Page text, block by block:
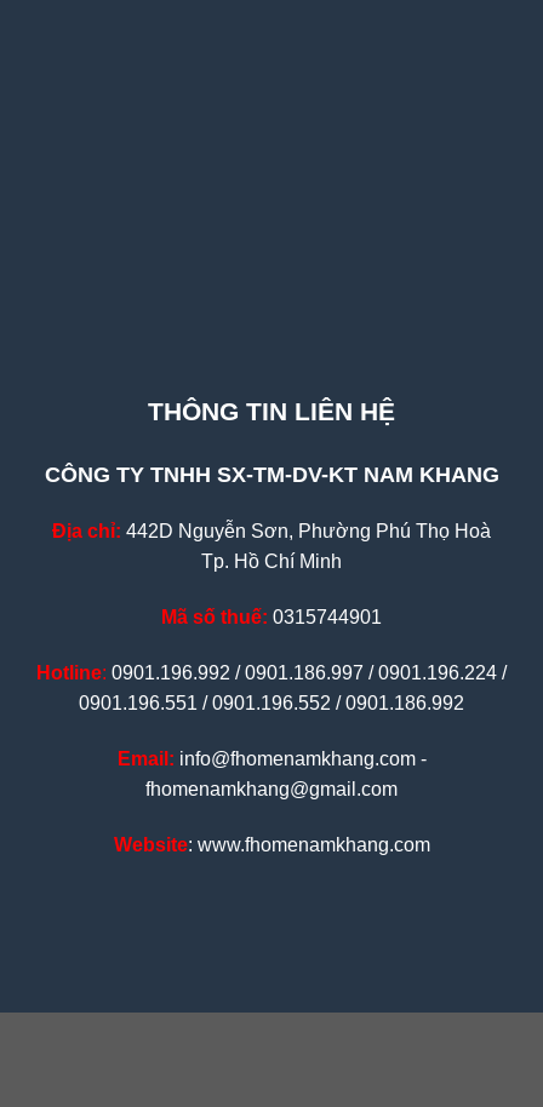
THÔNG TIN LIÊN HỆ
CÔNG TY TNHH SX-TM-DV-KT NAM KHANG
Địa chỉ: 442D Nguyễn Sơn, Phường Phú Thọ Hoà
Tp. Hồ Chí Minh
Mã số thuế: 0315744901
Hotline: 0901.196.992 / 0901.186.997 / 0901.196.224 /
0901.196.551 / 0901.196.552 / 0901.186.992
Email: info@fhomenamkhang.com -
fhomenamkhang@gmail.com
Website: www.fhomenamkhang.com